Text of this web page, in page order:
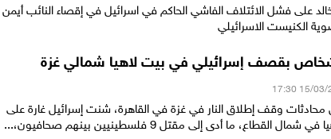
على فشل الائتلاف الفاشي الحاكم في اسرائيل في إقصاء النائب أيمن
الكنيست الاسرائيلي
محادثات وقف إطلاق النار في غزة في القاهرة، شنت إسرائيل غارة على
القطاع، ما أدى إلى مقتل 9 فلسطينيين بينهم صحافيون،...